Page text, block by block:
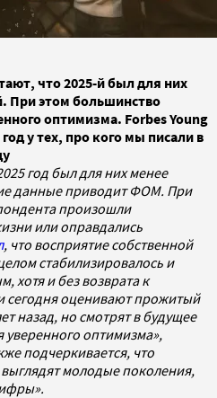
что 2025-й был для них
При этом большинство
оптимизма. Forbes Young
у тех, про кого мы писали в
год был для них менее
данные приводит ФОМ. При
произошли
или оправдались
, что восприятие собственной
стабилизировалось и
хотя и без возврата к
сегодня оценивают прожитый
назад, но смотрят в будущее
оптимизма»,
подчеркивается, что
молодые поколения,